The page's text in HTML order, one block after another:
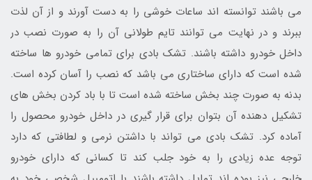
می باشند توانسته اند ساعات خوشی را به دست آورند و از آن لذت
ببرند و در نهایت می توانند تایم طولانی آن را به صورت نصب در
داخل خودرو داشته باشند. تشک بادی برای تمامی خودرو ها ساخته
شده است که دارای ساختاری می باشد که نصب را آسان کرده است.
بدنه به صورت چند بخش ساخته شده است تا با باد کردن بخش های
تشکیل دهنده آن بتوان برای قرار گیری در داخل خودرو محصول را
آماده کرد. تشک بادی می تواند با داشتن نرمی و لطافتی که دارد
توجه عده زیادی را به خود جلب کند تا کسانی که دارای خودرو